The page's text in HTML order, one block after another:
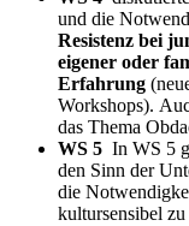
und die
Resistenz bei
eigener oder
Erfahrung
Workshops).
das Thema
WS 5 In WS 5
den Sinn der
die
kultursensibel zu